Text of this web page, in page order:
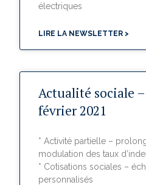
électriques
LIRE LA NEWSLETTER >
Actualité sociale
février 2021
* Activité partielle –
modulation des taux
* Cotisations sociales –
personnalisés